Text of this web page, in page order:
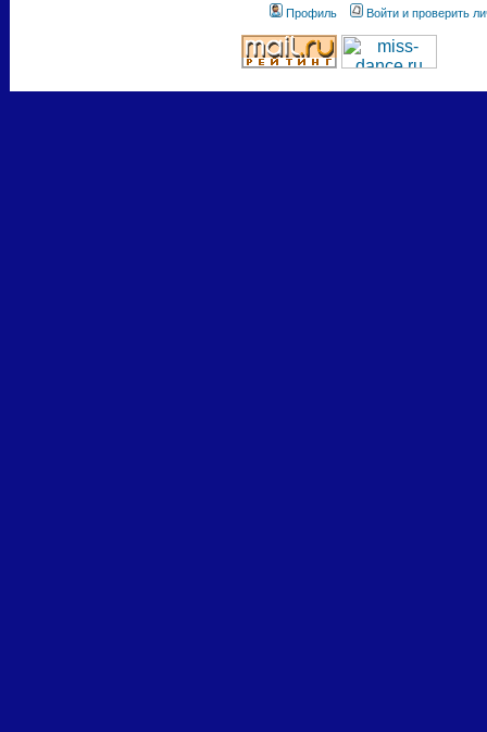
Профиль
Войти и проверить